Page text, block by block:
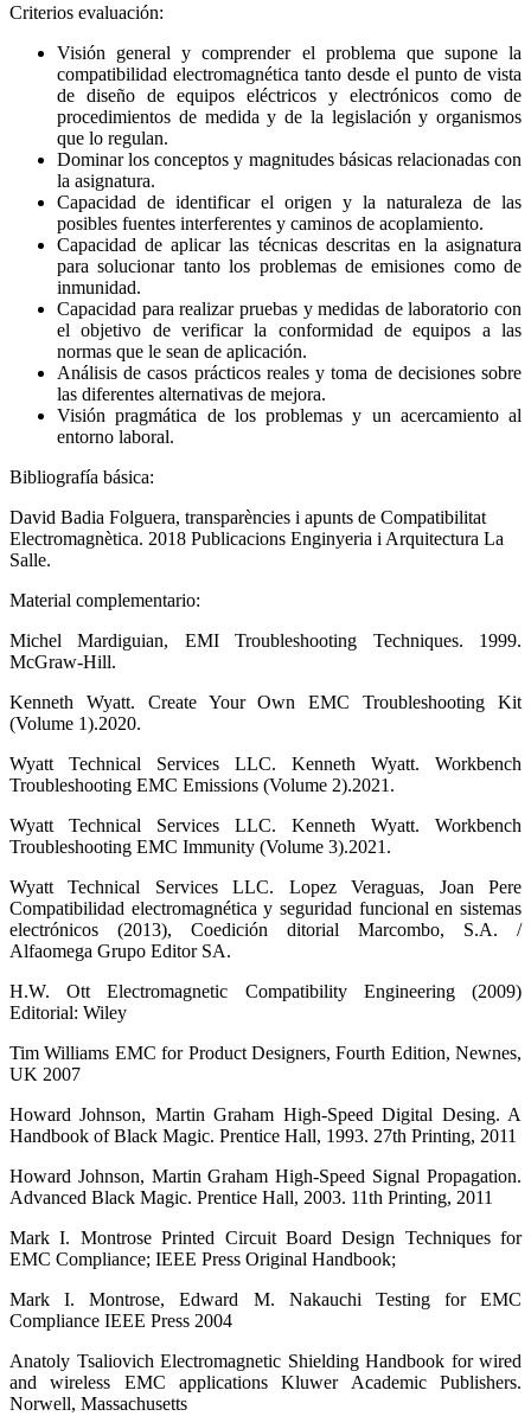
Criterios evaluación:
Visión general y comprender el problema que supone la
compatibilidad electromagnética tanto desde el punto de vista
de diseño de equipos eléctricos y electrónicos como de
procedimientos de medida y de la legislación y organismos
que lo regulan.
Dominar los conceptos y magnitudes básicas relacionadas con
la asignatura.
Capacidad de identificar el origen y la naturaleza de las
posibles fuentes interferentes y caminos de acoplamiento.
Capacidad de aplicar las técnicas descritas en la asignatura
para solucionar tanto los problemas de emisiones como de
inmunidad.
Capacidad para realizar pruebas y medidas de laboratorio con
el objetivo de verificar la conformidad de equipos a las
normas que le sean de aplicación.
Análisis de casos prácticos reales y toma de decisiones sobre
las diferentes alternativas de mejora.
Visión pragmática de los problemas y un acercamiento al
entorno laboral.
Bibliografía básica:
David Badia Folguera, transparències i apunts de Compatibilitat
Electromagnètica. 2018 Publicacions Enginyeria i Arquitectura La
Salle.
Material complementario:
Michel Mardiguian, EMI Troubleshooting Techniques. 1999.
McGraw-Hill.
Kenneth Wyatt. Create Your Own EMC Troubleshooting Kit
(Volume 1).2020.
Wyatt Technical Services LLC. Kenneth Wyatt. Workbench
Troubleshooting EMC Emissions (Volume 2).2021.
Wyatt Technical Services LLC. Kenneth Wyatt. Workbench
Troubleshooting EMC Immunity (Volume 3).2021.
Wyatt Technical Services LLC. Lopez Veraguas, Joan Pere
Compatibilidad electromagnética y seguridad funcional en sistemas
electrónicos (2013), Coedición ditorial Marcombo, S.A. /
Alfaomega Grupo Editor SA.
H.W. Ott Electromagnetic Compatibility Engineering (2009)
Editorial: Wiley
Tim Williams EMC for Product Designers, Fourth Edition, Newnes,
UK 2007
Howard Johnson, Martin Graham High-Speed Digital Desing. A
Handbook of Black Magic. Prentice Hall, 1993. 27th Printing, 2011
Howard Johnson, Martin Graham High-Speed Signal Propagation.
Advanced Black Magic. Prentice Hall, 2003. 11th Printing, 2011
Mark I. Montrose Printed Circuit Board Design Techniques for
EMC Compliance; IEEE Press Original Handbook;
Mark I. Montrose, Edward M. Nakauchi Testing for EMC
Compliance IEEE Press 2004
Anatoly Tsaliovich Electromagnetic Shielding Handbook for wired
and wireless EMC applications Kluwer Academic Publishers.
Norwell, Massachusetts